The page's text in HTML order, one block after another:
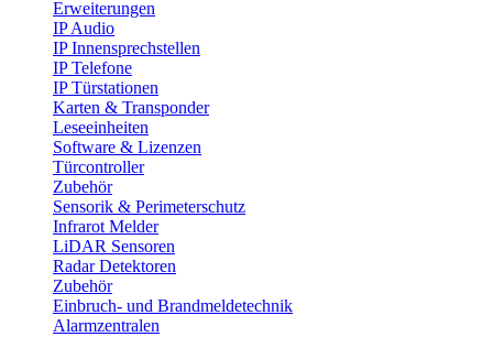
Erweiterungen
IP Audio
IP Innensprechstellen
IP Telefone
IP Türstationen
Karten & Transponder
Leseeinheiten
Software & Lizenzen
Türcontroller
Zubehör
Sensorik & Perimeterschutz
Infrarot Melder
LiDAR Sensoren
Radar Detektoren
Zubehör
Einbruch- und Brandmeldetechnik
Alarmzentralen